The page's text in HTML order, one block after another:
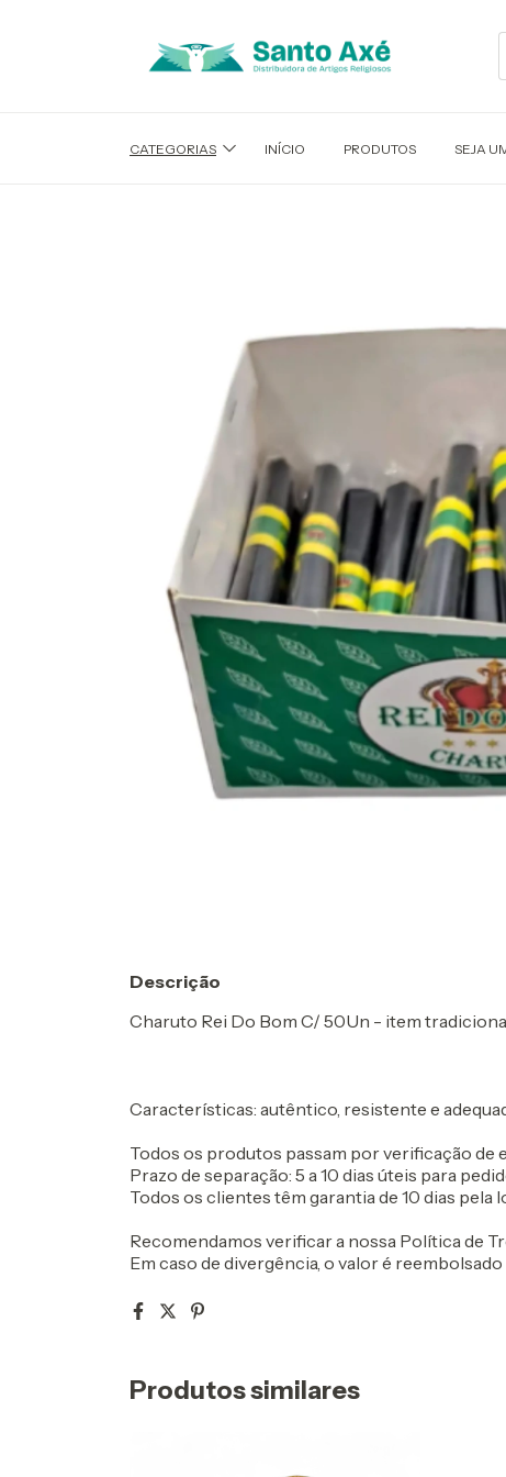
CATEGORIAS INÍCIO PRODUTOS SEJA
Descrição
Charuto Rei Do Bom C/ 50Un - item
Características: autêntico, resistente e
Todos os produtos passam por verificação de
Prazo de separação: 5 a 10 dias úteis para
Todos os clientes têm garantia de 10 dias pela
Recomendamos verificar a nossa Política de
Em caso de divergência, o valor é
Produtos similares